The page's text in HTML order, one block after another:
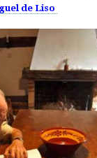
de Liso